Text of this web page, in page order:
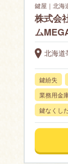
鍵屋｜北海
株式会
ム
北海道
鍵紛失
業務用金
鍵なくし